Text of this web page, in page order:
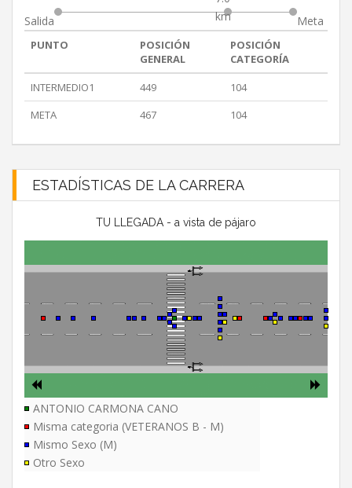
Salida
km
Meta
PUNTO
POSICIÓN
GENERAL
POSICIÓN
CATEGORÍA
INTERMEDIO1
449
104
META
467 104
ESTADÍSTICAS DE LA CARRERA
TU LLEGADA - a vista de pájaro
ANTONIO CARMONA CANO
Misma categoria (VETERANOS B - M)
Mismo Sexo (M)
Otro Sexo